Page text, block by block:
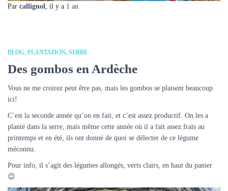
Par callignol , il y a 1 an
BLOG PLANTATION SERRE
Des gombos en Ardèche
Vous ne me croirez peut être pas, mais les gombos se plaisent beaucoup
ici!
C’est la seconde année qu’on en fait, et c’est assez productif. On les a
planté dans la serre, mais même cette année où il a fait assez frais au
printemps et en été, ils ont donné de quoi se délecter de ce légume
méconnu.
Pour info, il s’agit des légumes allongés, verts clairs, en haut du panier
😉